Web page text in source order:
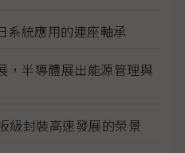
系統應用的連座軸承
，半導體展出能源管理與
級封裝高速發展的榮景